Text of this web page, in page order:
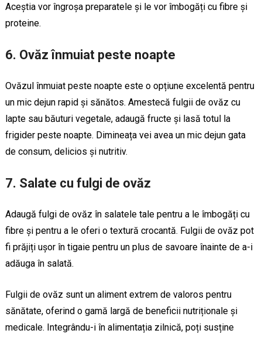
Aceștia vor îngroșa preparatele și le vor îmbogăți cu fibre și
proteine.
6. Ovăz înmuiat peste noapte
Ovăzul înmuiat peste noapte este o opțiune excelentă pentru
un mic dejun rapid și sănătos. Amestecă fulgii de ovăz cu
lapte sau băuturi vegetale, adaugă fructe și lasă totul la
frigider peste noapte. Dimineața vei avea un mic dejun gata
de consum, delicios și nutritiv.
7. Salate cu fulgi de ovăz
Adaugă fulgi de ovăz în salatele tale pentru a le îmbogăți cu
fibre și pentru a le oferi o textură crocantă. Fulgii de ovăz pot
fi prăjiți ușor în tigaie pentru un plus de savoare înainte de a-i
adăuga în salată.
Fulgii de ovăz sunt un aliment extrem de valoros pentru
sănătate, oferind o gamă largă de beneficii nutriționale și
medicale. Integrându-i în alimentația zilnică, poți susține